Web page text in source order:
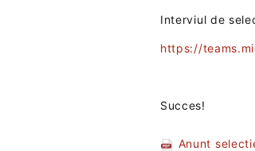
Interviul de
https://
Succes!
Anunt